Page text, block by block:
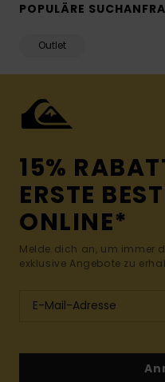
POPULÄRE
Outlet
15%
ERSTE
ONLINE*
Melde dich an, um immer
exklusive Angebote zu